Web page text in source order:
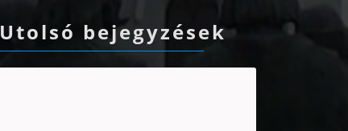
Utolsó bejegyzések